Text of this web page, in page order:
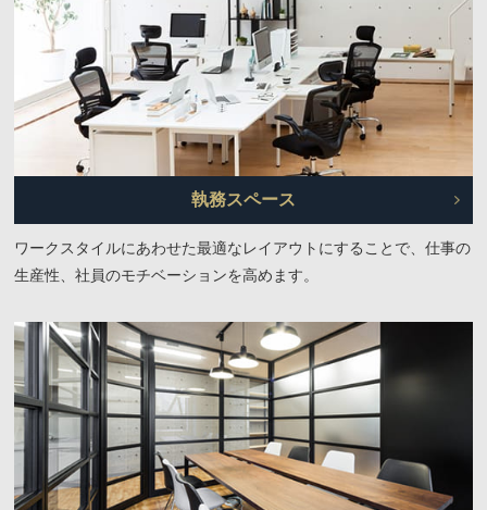
執務スペース
ワークスタイルにあわせた最適なレイアウトにすることで、仕事の
生産性、社員のモチベーションを高めます。